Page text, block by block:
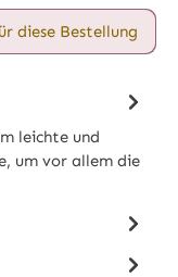
diese Bestellung
leichte und
um vor allem die